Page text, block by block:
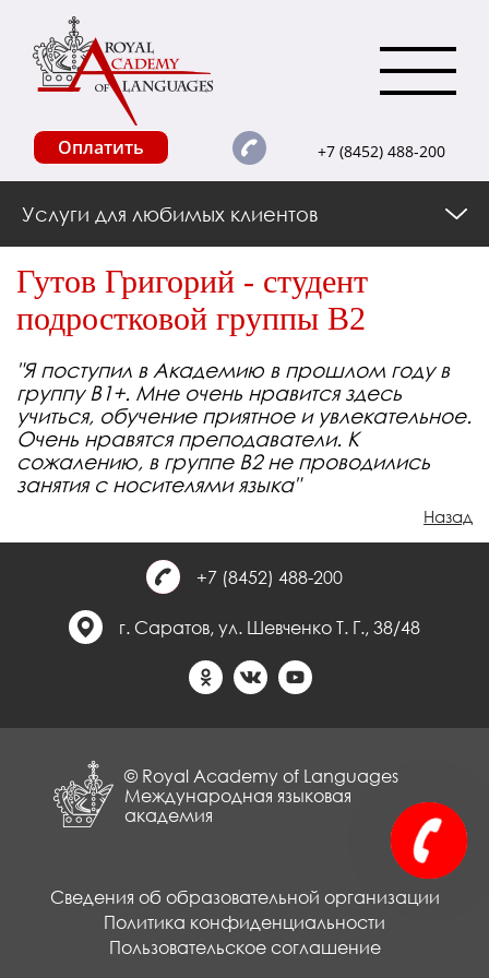
Оплатить +7 (8452) 488-200
Услуги для любимых клиентов
Гутов Григорий - студент
подростковой группы В2
"Я поступил в Академию в прошлом году в
группу В1+. Мне очень нравится здесь
учиться, обучение приятное и увлекательное.
Очень нравятся преподаватели. К
сожалению, в группе В2 не проводились
занятия с носителями языка"
Назад
+7 (8452) 488-200
г. Саратов, ул. Шевченко Т. Г., 38/48
© Royal Academy of Languages
Международная языковая
академия
Сведения об образовательной организации
Политика конфиденциальности
Пользовательское соглашение